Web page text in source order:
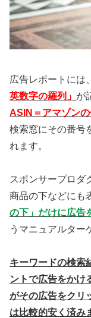
広告レポートには
英数字の羅列」 が
ASIN＝アマゾンの
検索窓にその番号
れます。
スポンサープロダ
商品の下などにも
の下」だけに広告
うマニュアルター
キーワードの検索
ントで広告をかけ
がその広告をクリ
は比較的安く済み